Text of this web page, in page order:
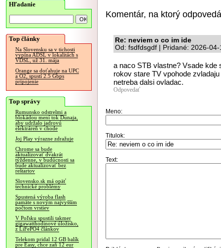
Hľadanie
Top články
Na Slovensku sa v tichosti
vypína ADSL v lokalitách s
VDSL, už 31. mája
Orange sa doťahuje na UPC
a O2, spustí 2.5 Gbps
pripojenie
Top správy
Rumunsko odstrelmi a
blokádou mení tok Dunaja,
aby udržalo jadrovú
elektráreň v chode
Joj Play výrazne zdražuje
Chrome sa bude
aktualizovať dvakrát
týždenne, v budúcnosti sa
bude aktualizovať bez
reštartov
Slovensko.sk má opäť
technické problémy
Spustená výroba flash
pamäte s novým najvyšším
počtom vrstiev
V Poľsku spustili takmer
gigawatthodinové úložisko,
z LiFePO4 článkov
Telekom pridal 12 GB balík
pre Easy, chce zaň 12 eur
Komentár, na ktorý
Re: neviem o co im ide
Od: fsdfdsgdf | Pridané: 2026-
a naco STB vlastne? Vsade kde
rokov stare TV vpohode
netreba dalsi ovladac.
Odpovedať
Meno:
Titulok:
Text: